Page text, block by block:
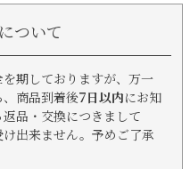
ついて
期しておりますが、万一
商品到着後7日以内にお知
品・交換につきまして
出来ません。予めご了承